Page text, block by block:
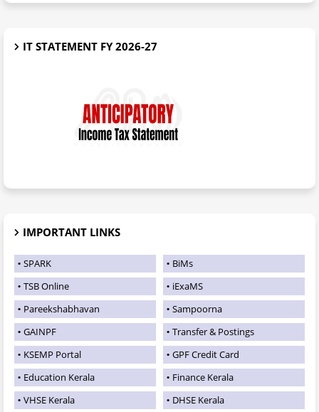
IT STATEMENT FY 2026-27
IMPORTANT LINKS
SPARK
BiMs
TSB Online
iExaMS
Pareekshabhavan
Sampoorna
GAINPF
Transfer & Postings
KSEMP Portal
GPF Credit Card
Education Kerala
Finance Kerala
VHSE Kerala
DHSE Kerala